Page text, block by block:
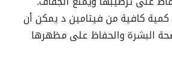
كافية من فيتامين د يمكن أن
البشرة والحفاظ على مظهرها